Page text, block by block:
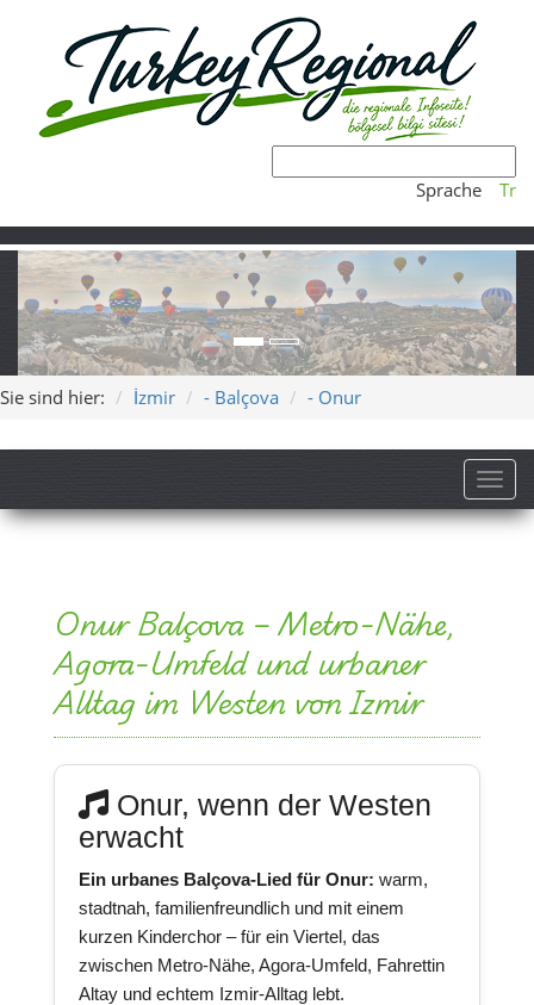
Sprache Tr
Sie sind hier: İzmir - Balçova - Onur
Onur Balçova – Metro-Nähe,
Agora-Umfeld und urbaner
Alltag im Westen von Izmir
Onur, wenn der Westen
erwacht
Ein urbanes Balçova-Lied für Onur: warm,
stadtnah, familienfreundlich und mit einem
kurzen Kinderchor – für ein Viertel, das
zwischen Metro-Nähe, Agora-Umfeld, Fahrettin
Altay und echtem Izmir-Alltag lebt.